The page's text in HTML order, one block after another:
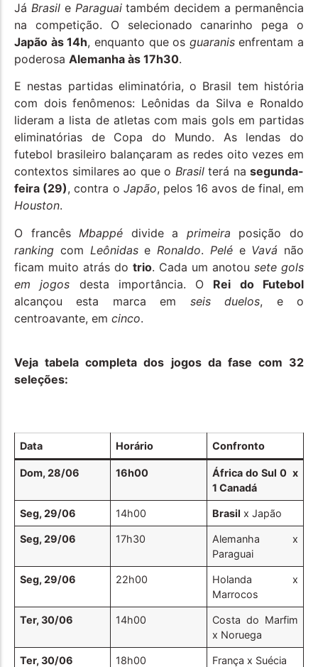
Já Brasile Paraguaitambém decidem a permanência
na competição. O selecionado canarinho pega o
Japão às 14h, enquanto que os guaranisenfrentam a
poderosa Alemanha às 17h30.
E nestas partidas eliminatória, o Brasil tem história
com dois fenômenos: Leônidas da Silva e Ronaldo
lideram a lista de atletas com mais gols em partidas
eliminatórias de Copa do Mundo. As lendas do
futebol brasileiro balançaram as redes oito vezes em
contextos similares ao que o Brasilterá na segunda-
feira (29), contra o Japão, pelos 16 avos de final, em
Houston.
O francês Mbappé divide a primeira posição do
ranking com Leônidase Ronaldo. Pelée Vavá não
ficam muito atrás do trio. Cada um anotou sete gols
em jogos desta importância. O Rei do Futebol
alcançou esta marca em seis duelos, e o
centroavante, em cinco.
Veja tabela completa dos jogos da fase com 32
seleções:
Data Horário Confronto
Dom, 28/06 16h00
África do Sul 0 x
1 Canadá
Seg, 29/06 14h00 Brasil x Japão
Seg, 29/06 17h30
Alemanha x
Paraguai
Seg, 29/06 22h00
Holanda x
Marrocos
Ter, 30/06 14h00
Costa do Marfim
x Noruega
Ter, 30/06 18h00 França x Suécia